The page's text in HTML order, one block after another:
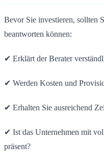
Bevor Sie investieren, sollten
beantworten können:
✔ Erklärt der Berater
✔ Werden Kosten und
✔ Erhalten Sie ausreichend
✔ Ist das Unternehmen mit
präsent?